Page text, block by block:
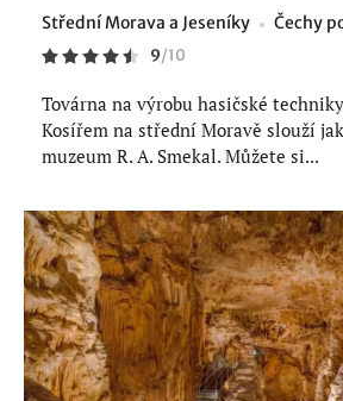
Střední Morava a Jeseníky Čechy
9/10
Továrna na výrobu hasičské
Kosířem na střední Moravě slouží
muzeum R. A. Smekal. Můžete si...